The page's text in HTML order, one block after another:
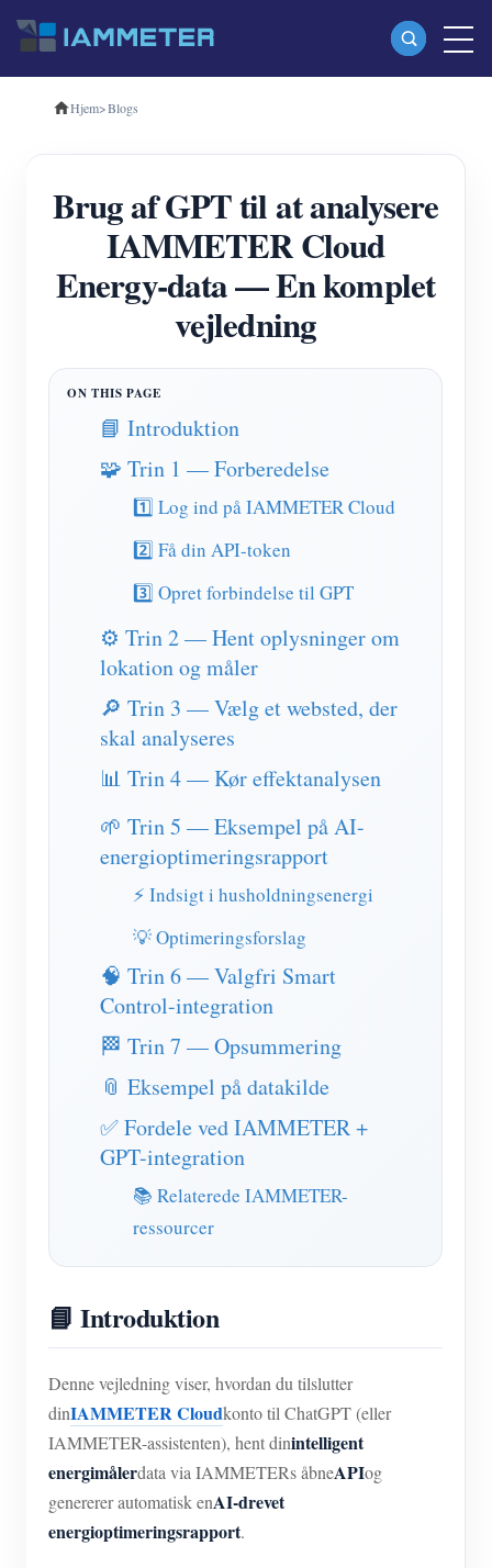
Produkter
Trefaset Wi-Fi-energimåler (WEM3080T)
Trefaset Wi-Fi energimåler (WEM3046T)
Trefaset Wi-Fi-energimåler (WEM3050T)
WiFi Power Controller
IAMMETER Cloud Pro
Self-hosting service
EV oplader
IAMMETER Simulator
Virtuel måler
Energiprognose og -simuleringssystem
Ansøgninger
Solar PV System Energimonitor
Monitor for elforbrug
PV varmelegeme kontrolsystem
Fabrikkens energiovervågning
butik
Ressourcer
Produkt lynstart
Tutorial video
FAQ
Nyheder
Blogs
Fællesskab
Udvikler
Udforske
Belønningsprogram
Kontakt
Om os
Hjem>Blogs
Brug af GPT til at analysere
IAMMETER Cloud
Energy-data — En komplet
vejledning
📘 Introduktion
🧩 Trin 1 — Forberedelse
1️⃣ Log ind på IAMMETER Cloud
2️⃣ Få din API-token
3️⃣ Opret forbindelse til GPT
⚙️ Trin 2 — Hent oplysninger om
lokation og måler
🔎 Trin 3 — Vælg et websted, der
skal analyseres
📊 Trin 4 — Kør effektanalysen
🌱 Trin 5 — Eksempel på AI-
energioptimeringsrapport
⚡ Indsigt i husholdningsenergi
💡 Optimeringsforslag
🧠 Trin 6 — Valgfri Smart
Control-integration
🏁 Trin 7 — Opsummering
📎 Eksempel på datakilde
✅ Fordele ved IAMMETER +
GPT-integration
📚 Relaterede IAMMETER-
ressourcer
📘 Introduktion
Denne vejledning viser, hvordan du tilslutter
dinIAMMETER Cloudkonto til ChatGPT (eller
IAMMETER-assistenten), hent dinintelligent
energimålerdata via IAMMETERs åbneAPIog
genererer automatisk enAI-drevet
energioptimeringsrapport.